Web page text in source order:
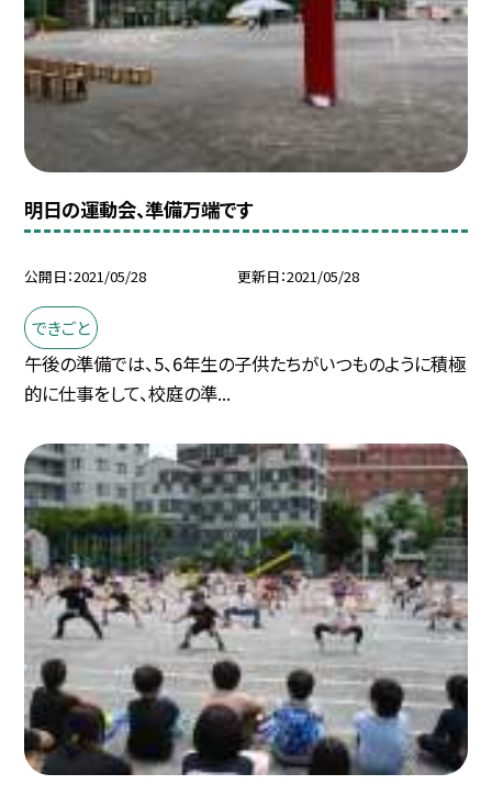
明日の運動会、準備万端です
公開日 2021/05/28 更新日 2021/05/28
できごと
午後の準備では、5、6年生の子供たちがいつものように積極
的に仕事をして、校庭の準...